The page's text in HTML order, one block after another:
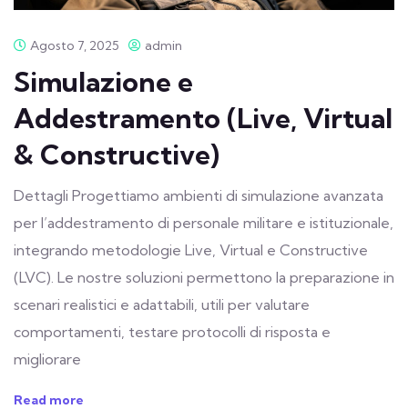
Agosto 7, 2025 admin
Simulazione e
Addestramento (Live, Virtual
& Constructive)
Dettagli Progettiamo ambienti di simulazione avanzata
per l’addestramento di personale militare e istituzionale,
integrando metodologie Live, Virtual e Constructive
(LVC). Le nostre soluzioni permettono la preparazione in
scenari realistici e adattabili, utili per valutare
comportamenti, testare protocolli di risposta e
migliorare
Read more